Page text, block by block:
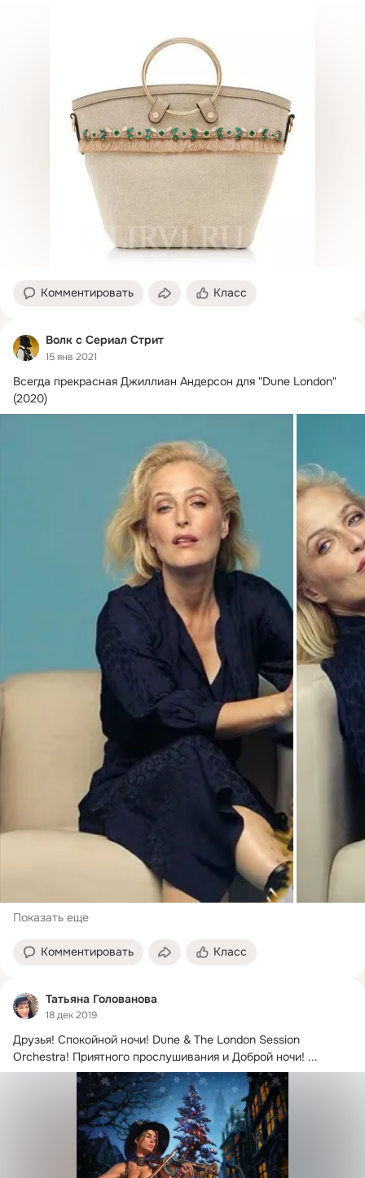
Комментировать Класс
Волк с Сериал Стрит
15 янв 2021
Всегда прекрасная Джиллиан Андерсон для "Dune London"
(2020)
Показать еще
Комментировать Класс
Татьяна Голованова
18 дек 2019
Друзья! Спокойной ночи! Dune & The London Session
Orchestra! Приятного прослушивания и Доброй ночи! ...